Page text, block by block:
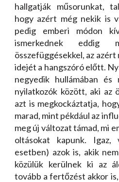
hallgatják műsorunkat,
hogy azért még nekik is
pedig emberi módon
ismerkednek eddig
összefüggésekkel, az
idejét a hangszóró előtt.
negyedik hullámában
nyilatkozók között, aki az
azt is megkockáztatja,
marad, mint pékdául az
meg új változat támad, mi
oltásokat kapunk. Igaz,
esetben) azok is, akik
közülük kerülnek ki az
tovább a fertőzést akkor